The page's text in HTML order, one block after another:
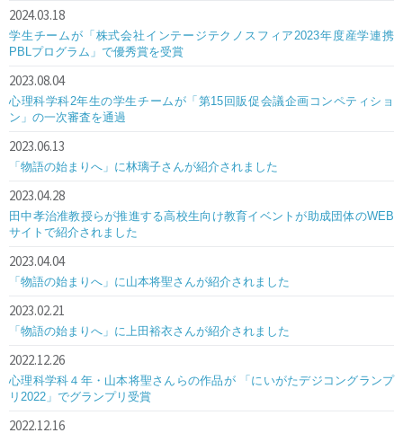
2024.03.18
学生チームが「株式会社インテージテクノスフィア2023年度産学連携
PBLプログラム」で優秀賞を受賞
2023.08.04
心理科学科2年生の学生チームが「第15回販促会議企画コンペティショ
ン」の一次審査を通過
2023.06.13
「物語の始まりへ」に林璃子さんが紹介されました
2023.04.28
田中孝治准教授らが推進する高校生向け教育イベントが助成団体のWEB
サイトで紹介されました
2023.04.04
「物語の始まりへ」に山本将聖さんが紹介されました
2023.02.21
「物語の始まりへ」に上田裕衣さんが紹介されました
2022.12.26
心理科学科４年・山本将聖さんらの作品が 「にいがたデジコングランプ
リ2022」でグランプリ受賞
2022.12.16